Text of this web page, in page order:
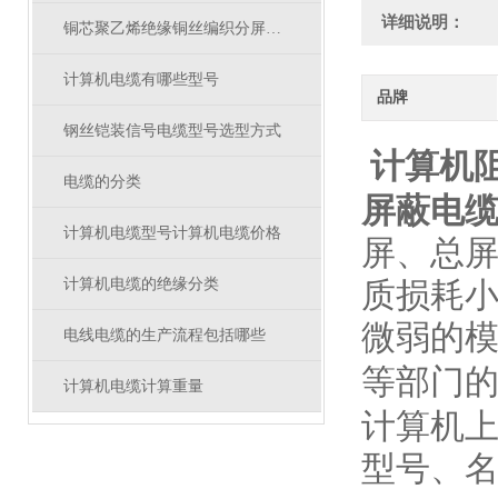
铜芯聚乙烯绝缘铜丝编织分屏蔽聚氯乙烯护套阻燃本安计算机电缆
计算机电缆有哪些型号
钢丝铠装信号电缆型号选型方式
电缆的分类
计算机电缆型号计算机电缆价格
计算机电缆的绝缘分类
电线电缆的生产流程包括哪些
计算机电缆计算重量
详细说明：
品牌
计算机
屏蔽电缆
屏、总
质损耗
微弱的
等部门
计算机
型号、